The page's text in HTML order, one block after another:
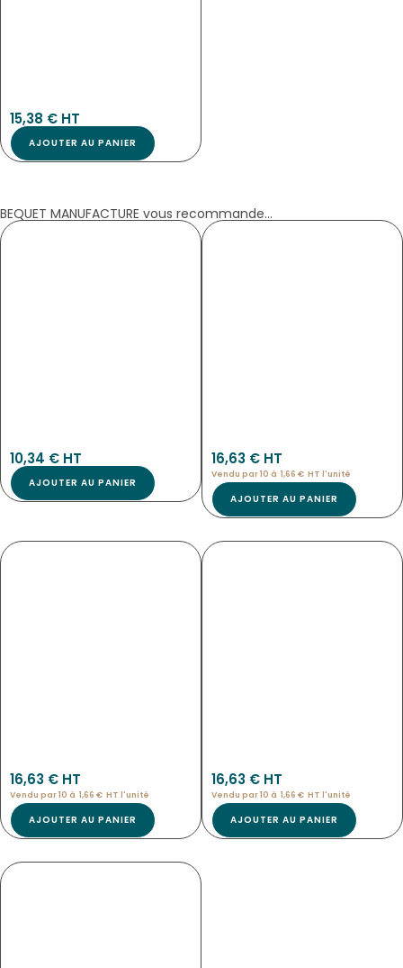
15,38 € HT
AJOUTER AU PANIER
BEQUET MANUFACTURE vous recommande...
CLEANER SPRAY NETTOYANT POUR
10,34 € HT
AJOUTER AU PANIER
16,63 € HT
Vendu par 10 à 1,66 € HT l'unité
AJOUTER AU PANIER
16,63 € HT
Vendu par 10 à 1,66 € HT l'unité
AJOUTER AU PANIER
16,63 € HT
Vendu par 10 à 1,66 € HT l'unité
AJOUTER AU PANIER